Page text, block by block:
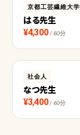
京都工芸繊維大学
はる先生
¥4,300 / 60分
社会人
なつ先生
¥3,400 / 60分